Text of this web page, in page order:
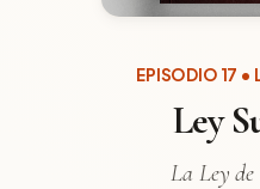
EPISODIO 17 •
Ley
La Ley